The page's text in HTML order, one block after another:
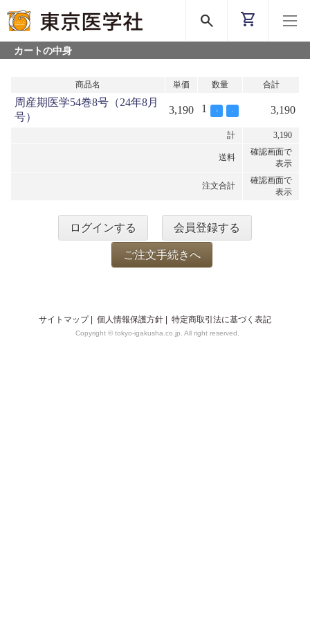
search shopping_cart
カートの中身
商品名 単価 数量 合計
周産期医学54巻8号（24年8月
号）
3,190 1 + - 3,190
計 3,190
送料
確認画面で
表示
注文合計
確認画面で
表示
ログインする 会員登録する
ご注文手続きへ
サイトマップ| 個人情報保護方針 特定商取引法に基づく表記
Copyright © tokyo-igakusha.co.jp. All right reserved.